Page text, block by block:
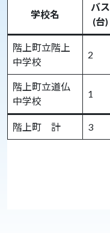
学校名
バス
(台)
階上町立階上
中学校
2
階上町立道仏
中学校
1
階上町 計 3